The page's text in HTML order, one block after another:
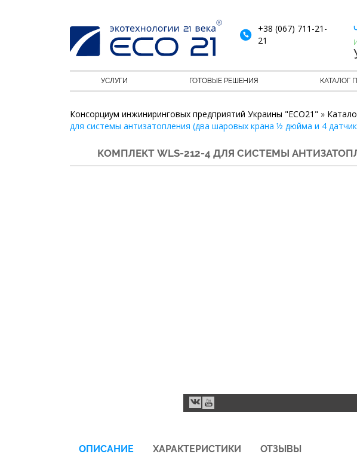
+38 (067) 711-21-
21
УСЛУГИ ГОТОВЫЕ РЕШЕНИЯ КАТАЛОГ
Консорциум инжиниринговых предприятий Украины "ECO21" »
для системы антизатопления (два шаровых крана ½ дюйма и 4
КОМПЛЕКТ WLS-212-4 ДЛЯ СИСТЕМЫ
ОПИСАНИЕ ХАРАКТЕРИСТИКИ ОТЗЫВЫ